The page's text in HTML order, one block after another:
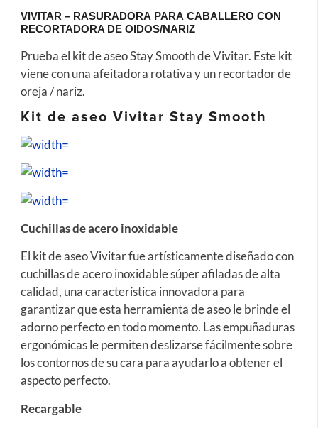
VIVITAR – RASURADORA PARA CABALLERO CON
RECORTADORA DE OIDOS/NARIZ
Prueba el kit de aseo Stay Smooth de Vivitar. Este kit
viene con una afeitadora rotativa y un recortador de
oreja / nariz.
Kit de aseo Vivitar Stay Smooth
Cuchillas de acero inoxidable
El kit de aseo Vivitar fue artísticamente diseñado con
cuchillas de acero inoxidable súper afiladas de alta
calidad, una característica innovadora para
garantizar que esta herramienta de aseo le brinde el
adorno perfecto en todo momento. Las empuñaduras
ergonómicas le permiten deslizarse fácilmente sobre
los contornos de su cara para ayudarlo a obtener el
aspecto perfecto.
Recargable